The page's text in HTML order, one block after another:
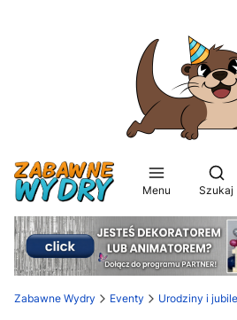
Menu Szukaj
Zabawne Wydry Eventy Urodziny i